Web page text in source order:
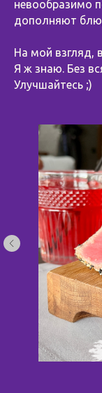
невообразимо
дополняют
На мой взгляд,
Я ж знаю. Без
Улучшайтесь ;)